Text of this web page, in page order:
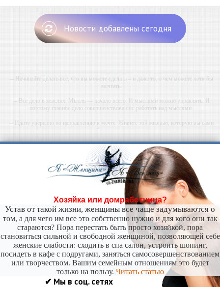
Новости добавлены сегодня
-- Начинайте делать все, что вы можете сделать – и даже то, о чем можете хотя бы
мечтать.
-- Все дело в мыслях. Мысль — начало всего. И мыслями можно управлять. И
поэтому главное дело совершенствования: работать над мыслями.
-- Идите уверенно по направлению к мечте. Живите той жизнью, которую вы сами
-- Самое большое богатство — это ум. Самая большая нищета — глупость. Из всех
страхов самый пугающий — самолюбование.
-- Лучшее, что можно сделать с хорошим советом, это пропустить его мимо ушей. Он
никогда не бывает полезен никому, кроме того, кто его дал.
-- Люблю давать советы и очень не люблю, когда их дают мне.
Хозяйка или домработница?
Устав от такой жизни, женщины все чаще задумываются о
том, а для чего им все это собственно нужно и для кого они так
стараются? Пора перестать быть просто хозяйкой, пора
становиться сильной и свободной женщиной, позволяющей себе
женские слабости: сходить в спа салон, устроить шопинг,
посидеть в кафе с подругами, заняться самосовершенствованием
или творчеством. Вашим семейным отношениям это будет
только на пользу. Читать статью
✔ Мы в соц. сетях